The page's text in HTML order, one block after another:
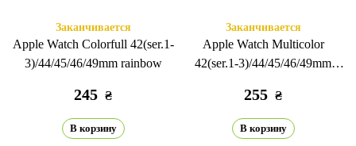
Заканчивается
Apple Watch Colorfull 42(ser.1-
3)/44/45/46/49mm rainbow
245 ₴
В корзину
Заканчивается
Apple Watch Multicolor
42(ser.1-3)/44/45/46/49mm
255 ₴
В корзину